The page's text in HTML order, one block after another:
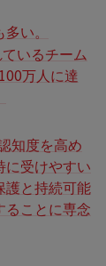
い。
いるチーム
万人に達
知度を高め
に受けやすい
護と持続可能
ることに専念